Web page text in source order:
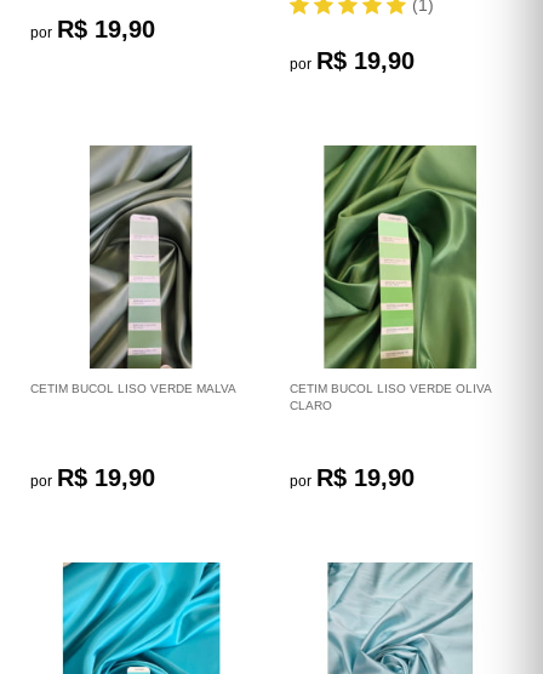
por R$ 19,90
(1)
por R$ 19,90
CETIM BUCOL LISO VERDE MALVA
por R$ 19,90
CETIM BUCOL LISO VERDE OLIVA
CLARO
por R$ 19,90